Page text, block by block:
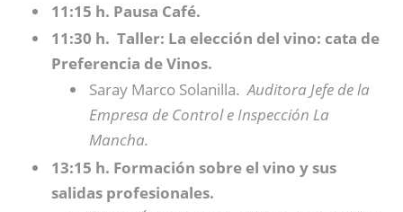
11:15 h. Pausa Café.
11:30 h. Taller: La elección del vino: cata de
Preferencia de Vinos.
Saray Marco Solanilla.Auditora Jefe de la
Empresa de Control e Inspección La
Mancha.
13:15 h. Formación sobre el vino y sus
salidas profesionales.